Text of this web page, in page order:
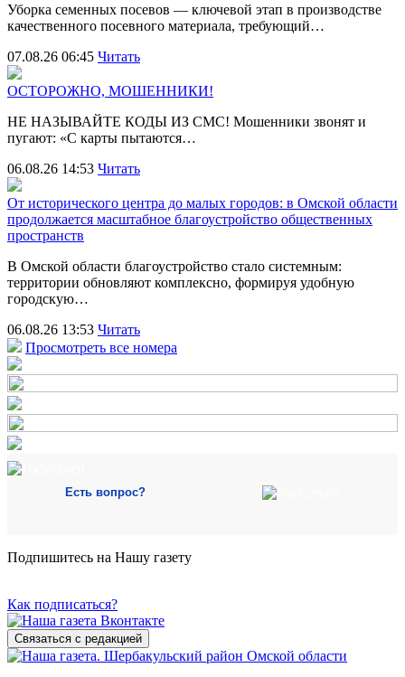
Уборка семенных посевов — ключевой этап в производстве
качественного посевного материала, требующий…
07.08.26 06:45 Читать
ОСТОРОЖНО, МОШЕННИКИ!
НЕ НАЗЫВАЙТЕ КОДЫ ИЗ СМС! Мошенники звонят и
пугают: «С карты пытаются…
06.08.26 14:53 Читать
От исторического центра до малых городов: в Омской области
продолжается масштабное благоустройство общественных
пространств
В Омской области благоустройство стало системным:
территории обновляют комплексно, формируя удобную
городскую…
06.08.26 13:53 Читать
Просмотреть все номера
Есть вопрос?
Подпишитесь на Нашу газету
Как подписаться?
Связаться с редакцией